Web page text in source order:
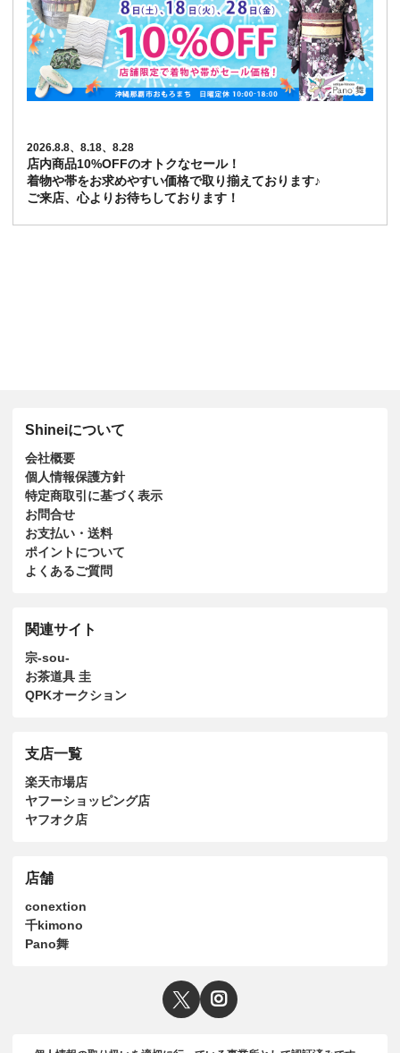
2026.8.8、8.18、8.28
店内商品10%OFFのオトクなセール！
着物や帯をお求めやすい価格で取り揃えております♪
ご来店、心よりお待ちしております！
Shineiについて
会社概要
個人情報保護方針
特定商取引に基づく表示
お問合せ
お支払い・送料
ポイントについて
よくあるご質問
関連サイト
宗-sou-
お茶道具 圭
QPKオークション
支店一覧
楽天市場店
ヤフーショッピング店
ヤフオク店
店舗
conextion
千kimono
Pano舞